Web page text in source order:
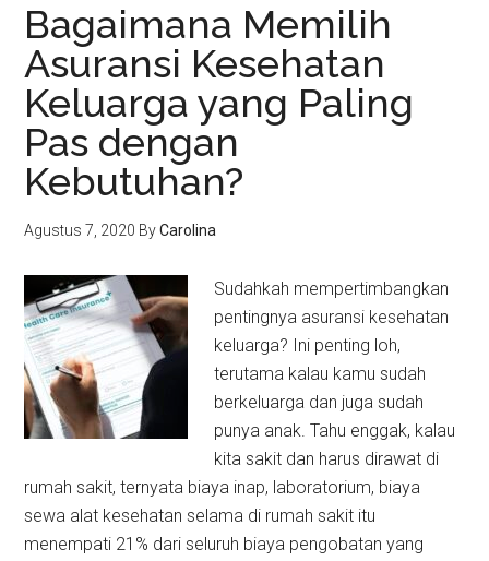
Bagaimana Memilih
Asuransi Kesehatan
Keluarga yang Paling
Pas dengan
Kebutuhan?
Agustus 7, 2020 ByCarolina
Sudahkah mempertimbangkan
pentingnya asuransi kesehatan
keluarga? Ini penting loh,
terutama kalau kamu sudah
berkeluarga dan juga sudah
punya anak. Tahu enggak, kalau
kita sakit dan harus dirawat di
rumah sakit, ternyata biaya inap, laboratorium, biaya
sewa alat kesehatan selama di rumah sakit itu
menempati 21% dari seluruh biaya pengobatan yang